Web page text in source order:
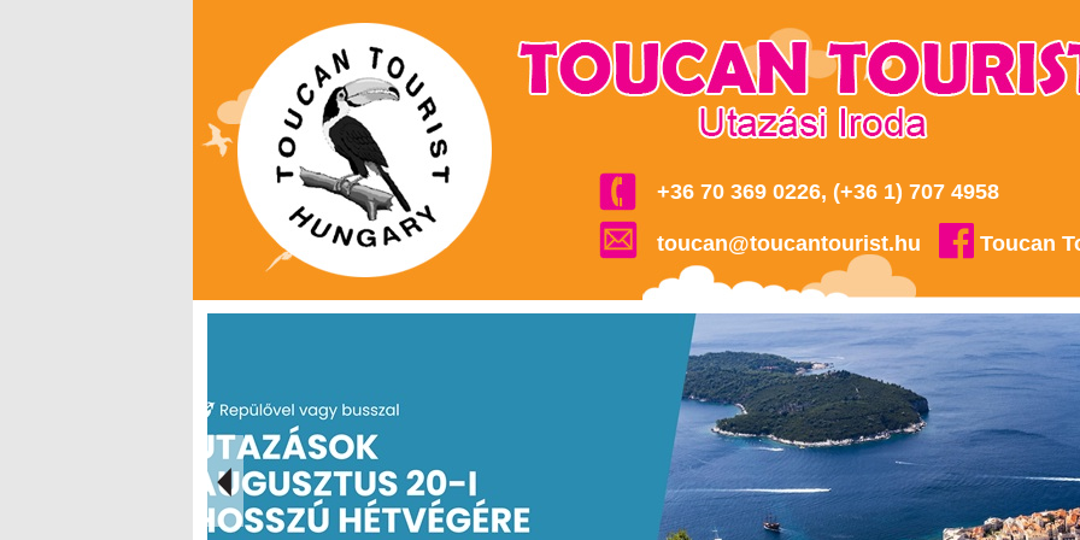
+36 70 369 0226, (+36 1) 707 4958
toucan@toucantourist.hu Toucan